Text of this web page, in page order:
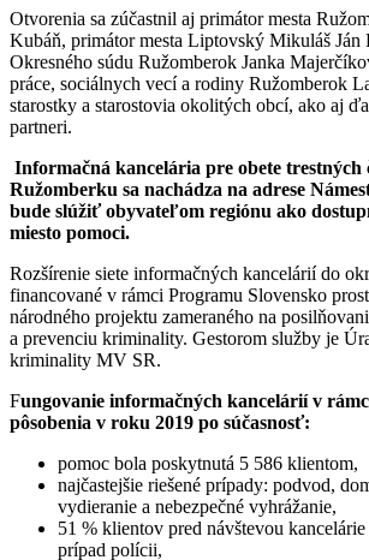
Otvorenia sa zúčastnil aj primátor mesta
Kubáň, primátor mesta Liptovský Mikuláš Ján
Okresného súdu Ružomberok Janka
práce, sociálnych vecí a rodiny Ružomberok
starostky a starostovia okolitých obcí, ako aj
partneri.
Informačná kancelária pre obete trestných
Ružomberku sa nachádza na adrese
bude slúžiť obyvateľom regiónu ako
miesto pomoci.
Rozšírenie siete informačných kancelárií do
financované v rámci Programu Slovensko
národného projektu zameraného na
a prevenciu kriminality. Gestorom služby je
kriminality MV SR.
Fungovanie informačných kancelárií v
pôsobenia v roku 2019 po súčasnosť:
pomoc bola poskytnutá 5 586 klientom,
najčastejšie riešené prípady: podvod,
vydieranie a nebezpečné vyhrážanie,
51 % klientov pred návštevou
prípad polícii,